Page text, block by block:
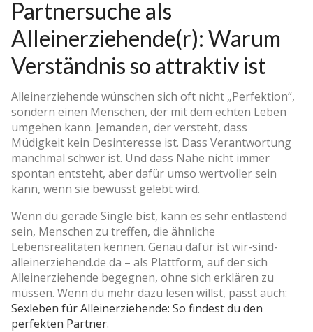
Partnersuche als
Alleinerziehende(r): Warum
Verständnis so attraktiv ist
Alleinerziehende wünschen sich oft nicht „Perfektion“,
sondern einen Menschen, der mit dem echten Leben
umgehen kann. Jemanden, der versteht, dass
Müdigkeit kein Desinteresse ist. Dass Verantwortung
manchmal schwer ist. Und dass Nähe nicht immer
spontan entsteht, aber dafür umso wertvoller sein
kann, wenn sie bewusst gelebt wird.
Wenn du gerade Single bist, kann es sehr entlastend
sein, Menschen zu treffen, die ähnliche
Lebensrealitäten kennen. Genau dafür ist wir-sind-
alleinerziehend.de da – als Plattform, auf der sich
Alleinerziehende begegnen, ohne sich erklären zu
müssen. Wenn du mehr dazu lesen willst, passt auch:
Sexleben für Alleinerziehende: So findest du den
perfekten Partner.